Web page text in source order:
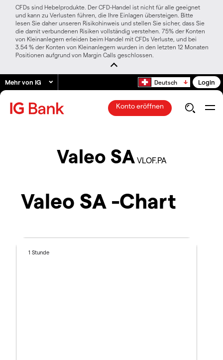
CFDs sind Hebelprodukte. Der CFD-Handel ist nicht für alle geeignet
und kann zu Verlusten führen, die Ihre Einlagen übersteigen. Bitte
lesen Sie daher unseren Risikohinweis und stellen Sie sicher, dass Sie
die damit verbundenen Risiken vollständig verstehen. 75% der Konten
von Kleinanlegern erleiden beim Handel mit CFDs Verluste, und bei
3.54 % der Konten von Kleinanlegern wurden in den letzten 12 Monaten
Positionen aufgrund von Margin Calls geschlossen.
Mehr von IG Deutsch Login
Konto eröffnen
Valeo SA VLOF.PA
Valeo SA -Chart
1 Stunde